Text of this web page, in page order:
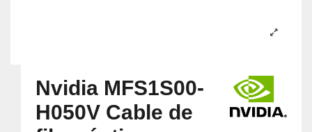
Nvidia MFS1S00-
H050V Cable de